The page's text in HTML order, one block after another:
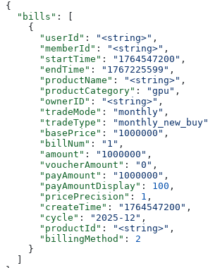
{
  "bills"
: [
    {
      "userId"
: "<string>" ,
      "memberId"
: "<string>" ,
      "startTime"
: "1764547200" ,
      "endTime"
: "1767225599" ,
      "productName"
: "<string>" ,
      "productCategory"
: "gpu" ,
      "ownerID"
: "<string>" ,
      "tradeMode"
: "monthly" ,
      "tradeType"
: "monthly_new_buy"
      "basePrice"
: "1000000" ,
      "billNum"
: "1" ,
      "amount"
: "1000000" ,
      "voucherAmount"
: "0" ,
      "payAmount"
: "1000000" ,
      "payAmountDisplay"
: 100 ,
      "pricePrecision"
: 1 ,
      "createTime"
: "1764547200" ,
      "cycle"
: "2025-12" ,
      "productId"
: "<string>" ,
      "billingMethod"
: 2
    }